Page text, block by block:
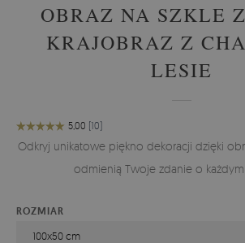
OBRAZ NA SZKLE
KRAJOBRAZ Z
LESIE
Odkryj unikatowe piękno dekoracji dzięki
odmienią Twoje zdanie o każdym
ROZMIAR
100x50 cm